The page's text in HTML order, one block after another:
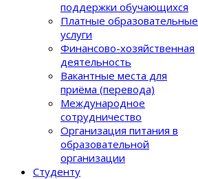
поддержки обучающихся
Платные образовательные
услуги
Финансово-хозяйственная
деятельность
Вакантные места для
приёма (перевода)
Международное
сотрудничество
Организация питания в
образовательной
организации
Студенту